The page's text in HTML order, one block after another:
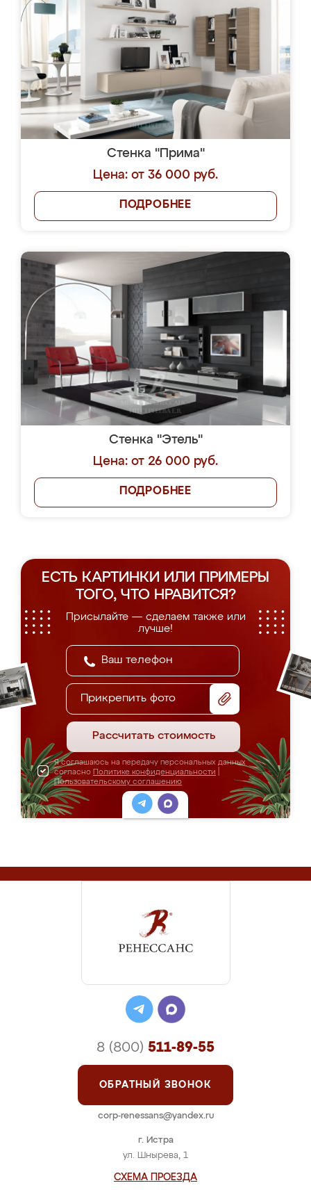
Стенка "Прима"
Цена: от 36 000 руб.
ПОДРОБНЕЕ
Стенка "Этель"
Цена: от 26 000 руб.
ПОДРОБНЕЕ
ЕСТЬ КАРТИНКИ ИЛИ ПРИМЕРЫ
ТОГО, ЧТО НРАВИТСЯ?
Присылайте — сделаем также или
лучше!
Прикрепить фото
Рассчитать стоимость
Я соглашаюсь на передачу персональных данных
согласно Политике конфиденциальности
Пользовательскому соглашению
г. Истра
ул. Шнырева, 1
СХЕМА ПРОЕЗДА
8 (800) 511-89-55
ОБРАТНЫЙ ЗВОНОК
corp-renessans@yandex.ru